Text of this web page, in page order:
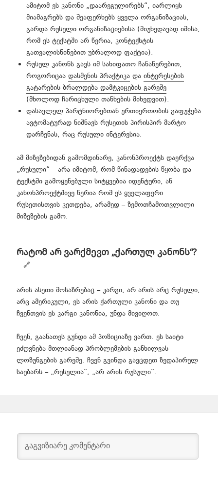
ამიტომ ეს კანონი „დაარეგულირებს“, იარლიყს
მიამაგრებს და შეაფერხებს ყველა ორგანიზაციას,
გარდა რუსული ორგანიზაციებისა (მიუხედავად იმისა,
რომ ეს ტექსტში არ წერია, კონტექსტის
გათვალისწინებით უბრალოდ ფაქტია).
რუსულ კანონს გავს იმ სახიფათო ჩანაწერებით,
როგორიცაადასმენის პრაქტიკა დაინტერესების
გატარების ბრალდება დამტკიცების გარეშე
(მხოლოდ ჩარიცხული თანხების მიხედვით).
დასავლელ პარტნიორებთან ურთიერთობის გაფუჭება
ავტომატურად ნიშნავს რუსეთის პირისპირ მარტო
დარჩენას, რაც რუსული ინტერესია.
ამ მიზეზებიდან გამომდინარე, კანონპროექტს დაერქვა
„რუსული“ – არა იმიტომ, რომ წინადადების წყობა და
ტექსტში გამოყენებული სიტყვებია იდენტური, ან
კანონპროექტშივე წერია რომ ეს ყველაფერი
რუსეთისთვის კეთდება, არამედ – ზემოთჩამოთვლილი
მიზეზების გამო.
რატომ არ ვარქმევთ „ქართულ კანონს“?
არის ასეთი მოსაზრებაც – კარგი, არ არის არც რუსული,
არც ამერიკული, ეს არის ქართული კანონი და თუ
ჩვენთვის ეს კარგი კანონია, უნდა მივიღოთ.
ჩვენ, გაანათეს გუნდი ამ პოზიციაზე ვართ. ეს საიტი
ეძღვნება მთლიანად პრობლემების განხილვას
ლოზუნგების გარეშე. ჩვენ გვინდა გავცდეთ ზედაპირულ
საუბარს – „რუსულია“, „არ არის რუსული“.